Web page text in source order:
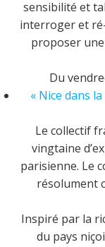
sensibilité et
interroger et
proposer
Du
« Nice dans
Le collectif
vingtaine
parisienne. Le
résolument
Inspiré par la
du pays